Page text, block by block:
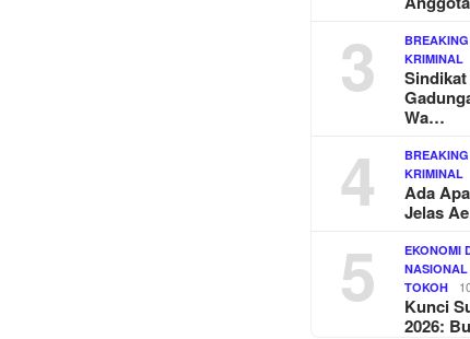
3 KRIMINAL
Wa…
4 KRIMINAL
Ada
Jelas
5 EKONOMI
TOKOH
Kunci
2026: